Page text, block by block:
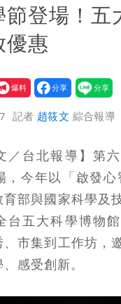
機
績！投資報酬率
賺76億
總統級嘲諷」嗆
掀翻
任攜小2輪女友現
代表處徵助理 薪
看傻
恐海警！全台大
｜威加2老闆交保
見
節登場！五
優惠
要
爆料記者 趙筱文 綜合報導
／台北報導】第
，今年以「啟發心
部與國家科學及
台五大科學博物
市集到工作坊，
感受創新。